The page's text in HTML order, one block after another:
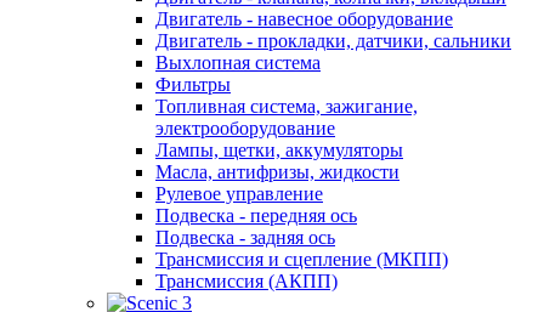
Двигатель - навесное оборудование
Двигатель - прокладки, датчики, сальники
Выхлопная система
Фильтры
Топливная система, зажигание,
электрооборудование
Лампы, щетки, аккумуляторы
Масла, антифризы, жидкости
Рулевое управление
Подвеска - передняя ось
Подвеска - задняя ось
Трансмиссия и сцепление (МКПП)
Трансмиссия (АКПП)